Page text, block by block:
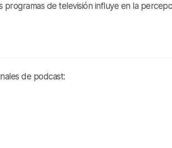
programas de televisión influye en la
de podcast: